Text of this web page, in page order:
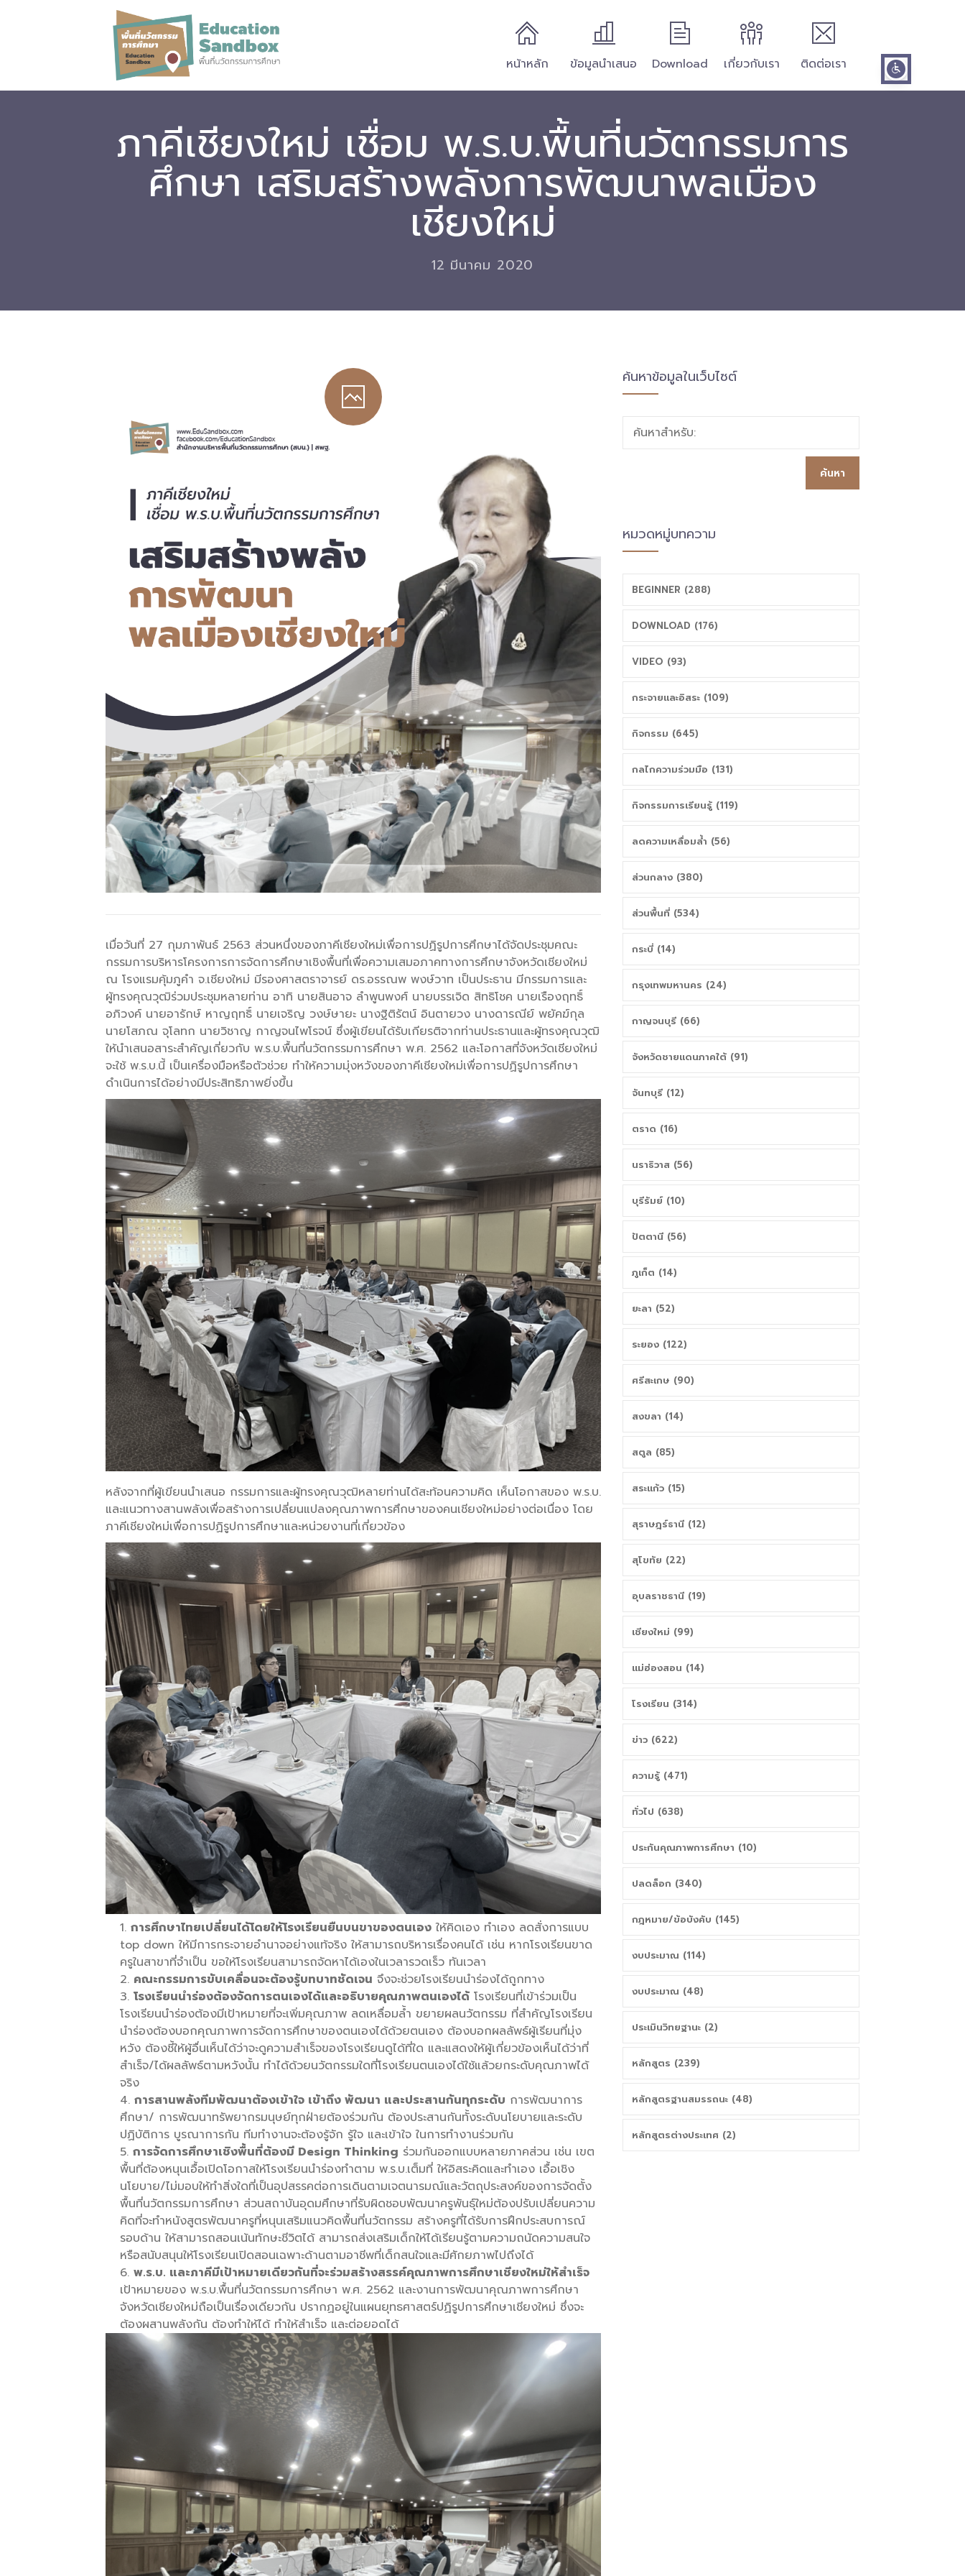
หน้าหลัก ข้อมูลนำเสนอ Download เกี่ยวกับเรา ติดต่อเรา
ภาคีเชียงใหม่ เชื่อม พ.ร.บ.พื้นที่นวัตกรรมการ
ศึกษา เสริมสร้างพลังการพัฒนาพลเมือง
เชียงใหม่
12 มีนาคม 2020
เมื่อวันที่ 27 กุมภาพันธ์ 2563 ส่วนหนึ่งของภาคีเชียงใหม่เพื่อการปฏิรูปการศึกษาได้จัดประชุมคณะ
กรรมการบริหารโครงการการจัดการศึกษาเชิงพื้นที่เพื่อความเสมอภาคทางการศึกษาจังหวัดเชียงใหม่
ณ โรงแรมคุ้มภูคำ จ.เชียงใหม่ มีรองศาสตราจารย์ ดร.อรรณพ พงษ์วาท เป็นประธาน มีกรรมการและ
ผู้ทรงคุณวุฒิร่วมประชุมหลายท่าน อาทิ นายสินอาจ ลำพูนพงศ์ นายบรรเจิด สิทธิโชค นายเรืองฤทธิ์
อภิวงค์ นายอารักษ์ หาญฤทธิ์ นายเจริญ วงษ์ษายะ นางฐิติรัตน์ อินตายวง นางดารณีย์ พยัคฆ์กุล
นายโสภณ จุโลทก นายวิชาญ กาญจนไพโรจน์ ซึ่งผู้เขียนได้รับเกียรติจากท่านประธานและผู้ทรงคุณวุฒิ
ให้นำเสนอสาระสำคัญเกี่ยวกับ พ.ร.บ.พื้นที่นวัตกรรมการศึกษา พ.ศ. 2562 และโอกาสที่จังหวัดเชียงใหม่
จะใช้ พ.ร.บ.นี้ เป็นเครื่องมือหรือตัวช่วย ทำให้ความมุ่งหวังของภาคีเชียงใหม่เพื่อการปฏิรูปการศึกษา
ดำเนินการได้อย่างมีประสิทธิภาพยิ่งขึ้น
หลังจากที่ผู้เขียนนำเสนอ กรรมการและผู้ทรงคุณวุฒิหลายท่านได้สะท้อนความคิด เห็นโอกาสของ พ.ร.บ.
และแนวทางสานพลังเพื่อสร้างการเปลี่ยนแปลงคุณภาพการศึกษาของคนเชียงใหม่อย่างต่อเนื่อง โดย
ภาคีเชียงใหม่เพื่อการปฏิรูปการศึกษาและหน่วยงานที่เกี่ยวข้อง
การศึกษาไทยเปลี่ยนได้โดยให้โรงเรียนยืนบนขาของตนเอง ให้คิดเอง ทำเอง ลดสั่งการแบบ
top down ให้มีการกระจายอำนาจอย่างแท้จริง ให้สามารถบริหารเรื่องคนได้ เช่น หากโรงเรียนขาด
ครูในสาขาที่จำเป็น ขอให้โรงเรียนสามารถจัดหาได้เองในเวลารวดเร็ว ทันเวลา
คณะกรรมการขับเคลื่อนจะต้องรู้บทบาทชัดเจน จึงจะช่วยโรงเรียนนำร่องได้ถูกทาง
โรงเรียนนำร่องต้องจัดการตนเองได้และอธิบายคุณภาพตนเองได้ โรงเรียนที่เข้าร่วมเป็น
โรงเรียนนำร่องต้องมีเป้าหมายที่จะเพิ่มคุณภาพ ลดเหลื่อมล้ำ ขยายผลนวัตกรรม ที่สำคัญโรงเรียน
นำร่องต้องบอกคุณภาพการจัดการศึกษาของตนเองได้ด้วยตนเอง ต้องบอกผลลัพธ์ผู้เรียนที่มุ่ง
หวัง ต้องชี้ให้ผู้อื่นเห็นได้ว่าจะดูความสำเร็จของโรงเรียนดูได้ที่ใด และแสดงให้ผู้เกี่ยวข้องเห็นได้ว่าที่
สำเร็จ/ได้ผลลัพธ์ตามหวังนั้น ทำได้ด้วยนวัตกรรมใดที่โรงเรียนตนเองได้ใช้แล้วยกระดับคุณภาพได้
จริง
การสานพลังทีมพัฒนาต้องเข้าใจ เข้าถึง พัฒนา และประสานกันทุกระดับ การพัฒนาการ
ศึกษา/ การพัฒนาทรัพยากรมนุษย์ทุกฝ่ายต้องร่วมกัน ต้องประสานกันทั้งระดับนโยบายและระดับ
ปฏิบัติการ บูรณาการกัน ทีมทำงานจะต้องรู้จัก รู้ใจ และเข้าใจ ในการทำงานร่วมกัน
การจัดการศึกษาเชิงพื้นที่ต้องมี Design Thinking ร่วมกันออกแบบหลายภาคส่วน เช่น เขต
พื้นที่ต้องหนุนเอื้อเปิดโอกาสให้โรงเรียนนำร่องทำตาม พ.ร.บ.เต็มที่ ให้อิสระคิดและทำเอง เอื้อเชิง
นโยบาย/ไม่มอบให้ทำสิ่งใดที่เป็นอุปสรรคต่อการเดินตามเจตนารมณ์และวัตถุประสงค์ของการจัดตั้ง
พื้นที่นวัตกรรมการศึกษา ส่วนสถาบันอุดมศึกษาที่รับผิดชอบพัฒนาครูพันธุ์ใหม่ต้องปรับเปลี่ยนความ
คิดที่จะทำหนังสูตรพัฒนาครูที่หนุนเสริมแนวคิดพื้นที่นวัตกรรม สร้างครูที่ได้รับการฝึกประสบการณ์
รอบด้าน ให้สามารถสอนเน้นทักษะชีวิตได้ สามารถส่งเสริมเด็กให้ได้เรียนรู้ตามความถนัดความสนใจ
หรือสนับสนุนให้โรงเรียนเปิดสอนเฉพาะด้านตามอาชีพที่เด็กสนใจและมีศักยภาพไปถึงได้
พ.ร.บ. และภาคีมีเป้าหมายเดียวกันที่จะร่วมสร้างสรรค์คุณภาพการศึกษาเชียงใหม่ให้สำเร็จ
เป้าหมายของ พ.ร.บ.พื้นที่นวัตกรรมการศึกษา พ.ศ. 2562 และงานการพัฒนาคุณภาพการศึกษา
จังหวัดเชียงใหม่ถือเป็นเรื่องเดียวกัน ปรากฏอยู่ในแผนยุทธศาสตร์ปฏิรูปการศึกษาเชียงใหม่ ซึ่งจะ
ต้องผสานพลังกัน ต้องทำให้ได้ ทำให้สำเร็จ และต่อยอดได้
ค้นหาข้อมูลในเว็บไซต์
ค้นหาสำหรับ:
หมวดหมู่บทความ
BEGINNER (288)
DOWNLOAD (176)
VIDEO (93)
กระจายและอิสระ (109)
กิจกรรม (645)
กลไกความร่วมมือ (131)
กิจกรรมการเรียนรู้ (119)
ลดความเหลื่อมล้ำ (56)
ส่วนกลาง (380)
ส่วนพื้นที่ (534)
กระบี่ (14)
กรุงเทพมหานคร (24)
กาญจนบุรี (66)
จังหวัดชายแดนภาคใต้ (91)
จันทบุรี (12)
ตราด (16)
นราธิวาส (56)
บุรีรัมย์ (10)
ปัตตานี (56)
ภูเก็ต (14)
ยะลา (52)
ระยอง (122)
ศรีสะเกษ (90)
สงขลา (14)
สตูล (85)
สระแก้ว (15)
สุราษฎร์ธานี (12)
สุโขทัย (22)
อุบลราชธานี (19)
เชียงใหม่ (99)
แม่ฮ่องสอน (14)
โรงเรียน (314)
ข่าว (622)
ความรู้ (471)
ทั่วไป (638)
ประกันคุณภาพการศึกษา (10)
ปลดล็อก (340)
กฎหมาย/ข้อบังคับ (145)
งบประมาณ (114)
งบประมาณ (48)
ประเมินวิทยฐานะ (2)
หลักสูตร (239)
หลักสูตรฐานสมรรถนะ (48)
หลักสูตรต่างประเทศ (2)